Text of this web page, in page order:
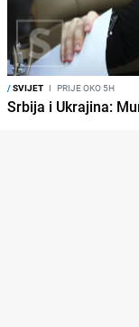
/SVIJET I PRIJE OKO 5H
Srbija i Ukrajina: